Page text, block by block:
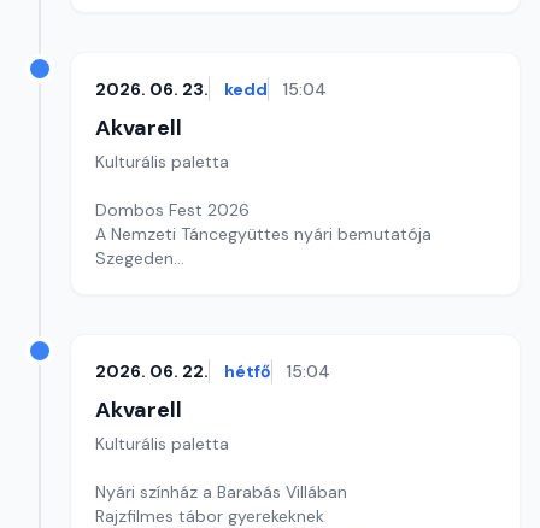
2026. 06. 23. kedd 15:04
Akvarell
Kulturális paletta
Dombos Fest 2026
A Nemzeti Táncegyüttes nyári bemutatója
Szegeden
2026. 06. 22.
hétfő 15:04
Akvarell
Kulturális paletta
Nyári színház a Barabás Villában
Rajzfilmes tábor gyerekeknek